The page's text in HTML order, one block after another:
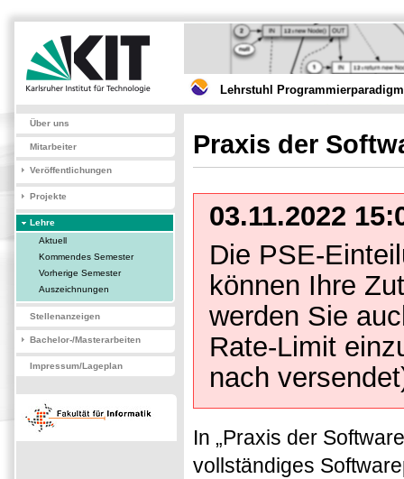
Lehrstuhl
Über uns
Mitarbeiter
Veröffentlichungen
Projekte
Lehre
Aktuell
Kommendes Semester
Vorherige Semester
Auszeichnungen
Stellenanzeigen
Bachelor-/Masterarbeiten
Impressum/Lageplan
Praxis der
03.11.2022
Die PSE-
können Ihre
werden Sie
Rate-Limit
nach
In „Praxis der
vollständiges